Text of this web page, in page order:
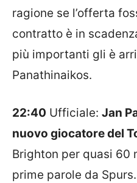
ragione se l’offerta
contratto è in
più importanti gli è
Panathinaikos.
22:40 Ufficiale: Jan
nuovo giocatore del
Brighton per quasi 60
prime parole da Spurs.